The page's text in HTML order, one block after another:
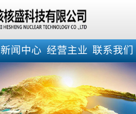
新闻中心 经营主业 联系我们